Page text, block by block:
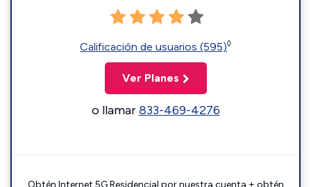
Calificación de usuarios (595)◊
Ver Planes
o llamar833-469-4276
Obtén Internet 5G Residencial por nuestra cuenta + obtén